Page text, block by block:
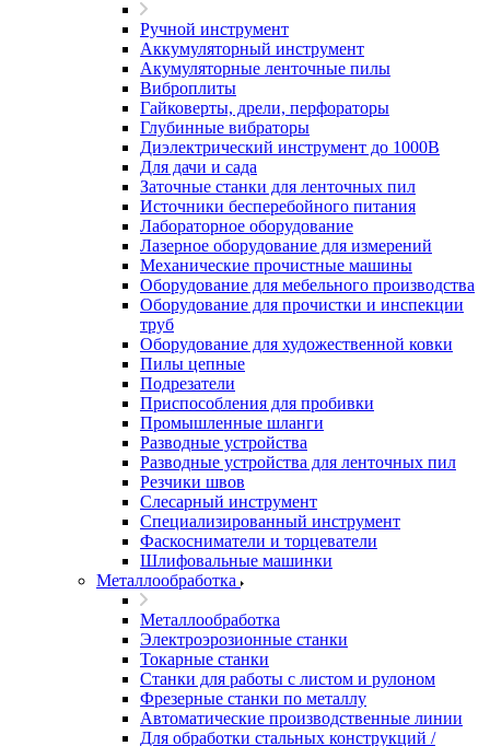
Ручной инструмент
Аккумуляторный инструмент
Акумуляторные ленточные пилы
Виброплиты
Гайковерты, дрели, перфораторы
Глубинные вибраторы
Диэлектрический инструмент до 1000В
Для дачи и сада
Заточные станки для ленточных пил
Источники бесперебойного питания
Лабораторное оборудование
Лазерное оборудование для измерений
Механические прочистные машины
Оборудование для мебельного производства
Оборудование для прочистки и инспекции
труб
Оборудование для художественной ковки
Пилы цепные
Подрезатели
Приспособления для пробивки
Промышленные шланги
Разводные устройства
Разводные устройства для ленточных пил
Резчики швов
Слесарный инструмент
Специализированный инструмент
Фаскосниматели и торцеватели
Шлифовальные машинки
Металлообработка
Металлообработка
Электроэрозионные станки
Токарные станки
Станки для работы с листом и рулоном
Фрезерные станки по металлу
Автоматические производственные линии
Для обработки стальных конструкций /